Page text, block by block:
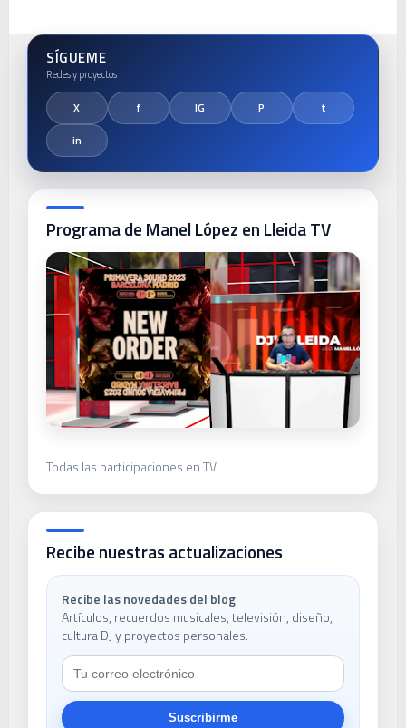
SÍGUEME
Programa de Manel López en Lleida TV
Todas las participaciones en TV
Recibe nuestras actualizaciones
Recibe las novedades del blog
Artículos, recuerdos musicales, televisión, diseño,
cultura DJ y proyectos personales.
Suscribirme